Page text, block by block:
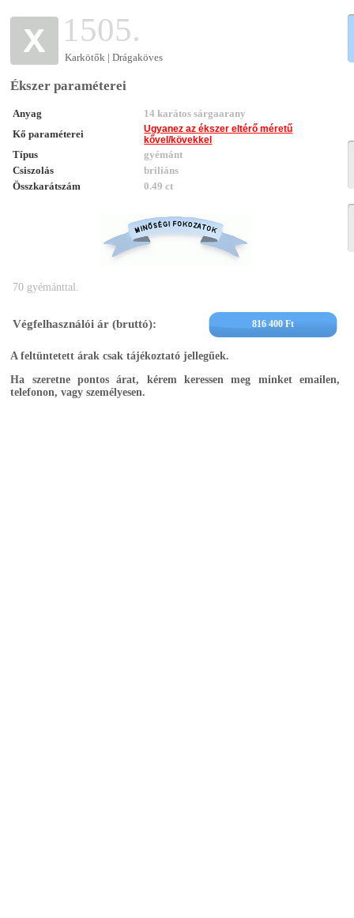
1505.
Karkötők | Drágaköves
Ékszer paraméterei
Anyag
14 karátos sárgaarany
Kő paraméterei
Ugyanez az ékszer eltérő méretű
kővel/kövekkel
Típus
gyémánt
Csiszolás
briliáns
Összkarátszám
0.49 ct
70 gyémánttal.
Végfelhasználói ár (bruttó): 816 400 Ft
A feltüntetett árak csak tájékoztató jellegűek.
Ha szeretne pontos árat, kérem keressen meg minket emailen,
telefonon, vagy személyesen.